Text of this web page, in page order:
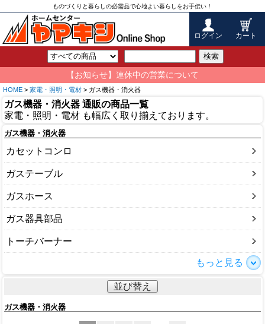
ものづくりと暮らしの必需品で心地よい暮らしをお手伝い！
ログイン カート
検索
【お知らせ】連休中の営業について
HOME > 家電・照明・電材 > ガス機器・消火器
ガス機器・消火器 通販の商品一覧
家電・照明・電材 も幅広く取り揃えております。
ガス機器・消火器
カセットコンロ
ガステーブル
ガスホース
ガス器具部品
トーチバーナー
もっと見る
並び替え
ガス機器・消火器